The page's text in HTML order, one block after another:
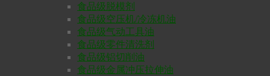
食品级脱模剂
食品级空压机/冷冻机油
食品级气动工具油
食品级零件清洗剂
食品级铝切削油
食品级金属冲压拉伸油